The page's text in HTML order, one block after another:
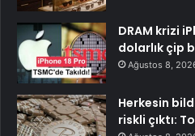
DRAM krizi
dolarlık çip
Ağustos 8,
Herkesin
riskli çıktı: